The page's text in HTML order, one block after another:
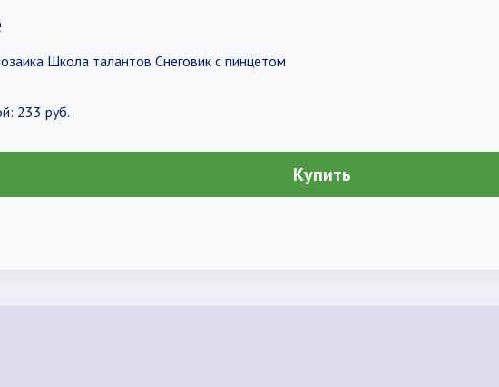
Школа талантов Снеговик с пинцетом
233 руб.
Купить